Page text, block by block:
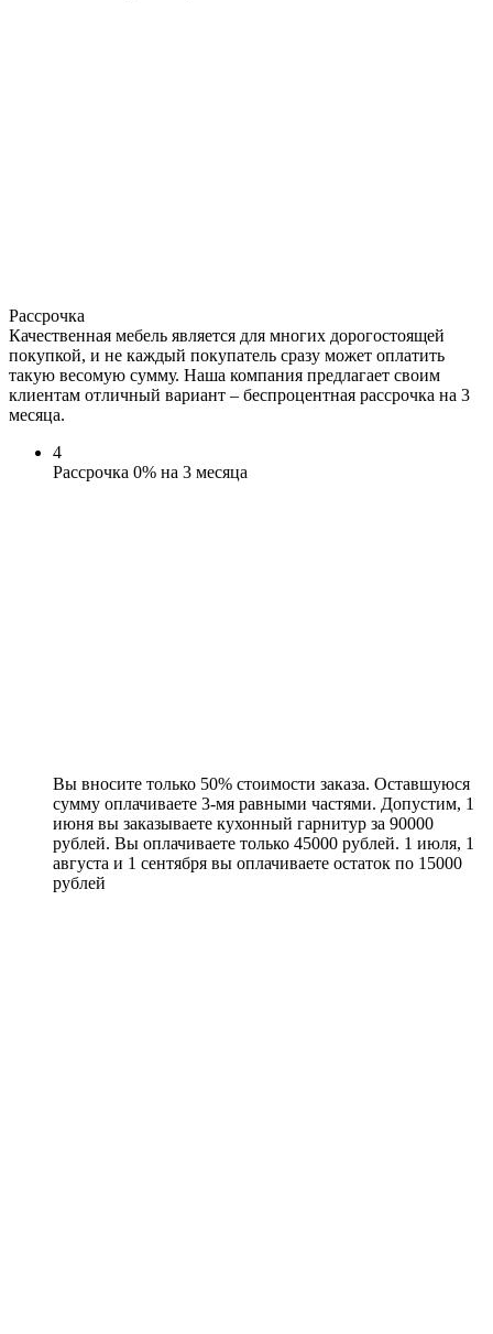
Рассрочка
Качественная мебель является для многих дорогостоящей
покупкой, и не каждый покупатель сразу может оплатить
такую весомую сумму. Наша компания предлагает своим
клиентам отличный вариант – беспроцентная рассрочка на 3
месяца.
4
Рассрочка 0% на 3 месяца
Вы вносите только 50% стоимости заказа. Оставшуюся
сумму оплачиваете 3-мя равными частями. Допустим, 1
июня вы заказываете кухонный гарнитур за 90000
рублей. Вы оплачиваете только 45000 рублей. 1 июля, 1
августа и 1 сентября вы оплачиваете остаток по 15000
рублей